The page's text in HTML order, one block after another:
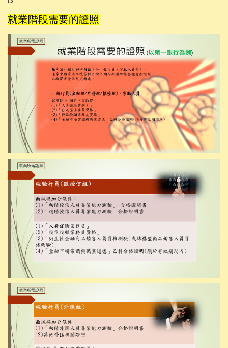
就業階段需要的證照